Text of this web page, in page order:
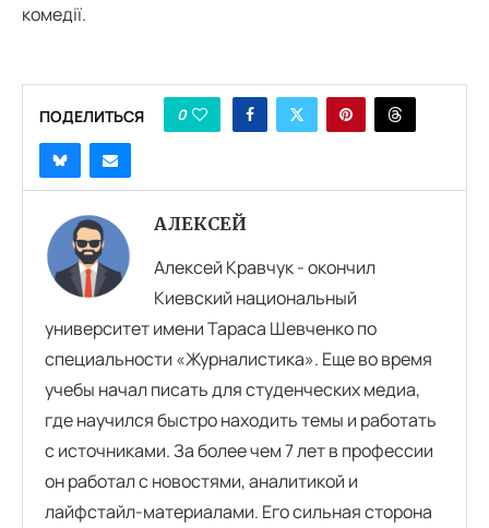
комедії.
ПОДЕЛИТЬСЯ 0
АЛЕКСЕЙ
Алексей Кравчук - окончил
Киевский национальный
университет имени Тараса Шевченко по
специальности «Журналистика». Еще во время
учебы начал писать для студенческих медиа,
где научился быстро находить темы и работать
с источниками. За более чем 7 лет в профессии
он работал с новостями, аналитикой и
лайфстайл-материалами. Его сильная сторона